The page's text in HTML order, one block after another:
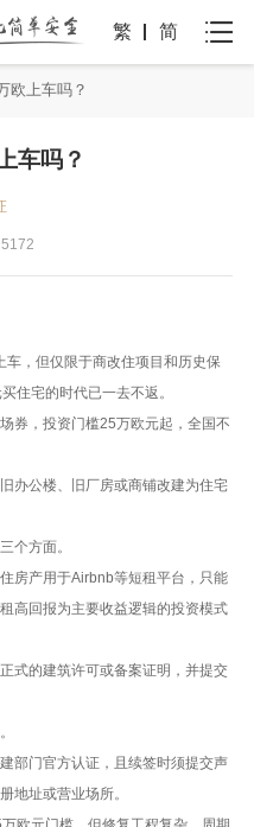
繁 简
欧上车吗？
车吗？
，但仅限于商改住项目和历史保
住宅的时代已一去不返。
券，投资门槛25万欧元起，全国不
办公楼、旧厂房或商铺改建为住宅
个方面。
房产用于Airbnb等短租平台，只能
高回报为主要收益逻辑的投资模式
式的建筑许可或备案证明，并提交
部门官方认证，且续签时须提交声
地址或营业场所。